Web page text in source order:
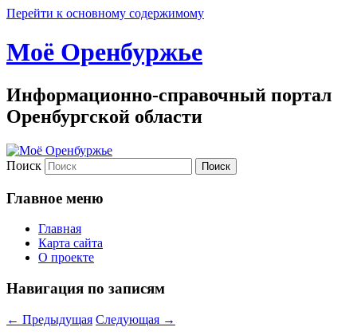
Перейти к основному содержимому
Моё Оренбуржье
Информационно-справочный портал
Оренбургской области
Поиск
Главное меню
Главная
Карта сайта
О проекте
Навигация по записям
← Предыдущая Следующая →